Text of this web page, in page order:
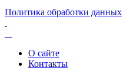
Политика обработки данных
О сайте
Контакты